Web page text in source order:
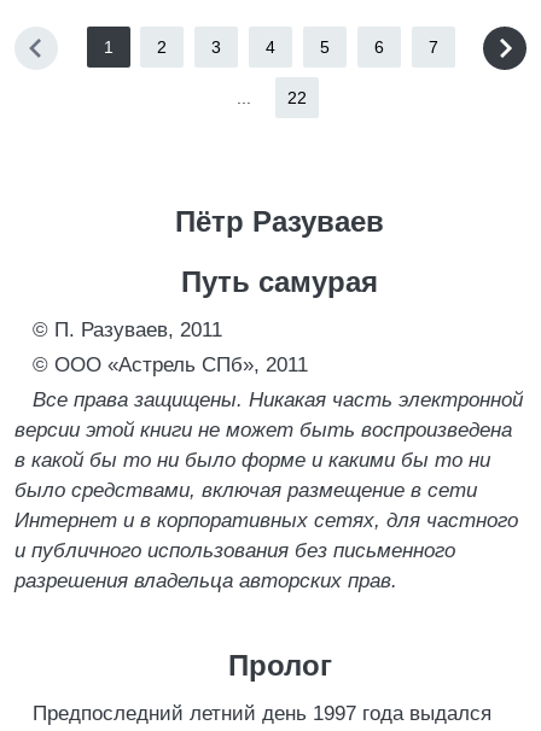
1 2 3 4 5 6 7
22
Пётр Разуваев
Путь самурая
© П. Разуваев, 2011
© ООО «Астрель СПб», 2011
Все права защищены. Никакая часть электронной
версии этой книги не может быть воспроизведена
в какой бы то ни было форме и какими бы то ни
было средствами, включая размещение в сети
Интернет и в корпоративных сетях, для частного
и публичного использования без письменного
разрешения владельца авторских прав.
Пролог
Предпоследний летний день 1997 года выдался